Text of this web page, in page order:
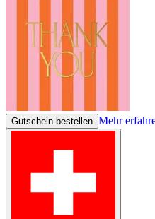
Gutschein bestellen Mehr